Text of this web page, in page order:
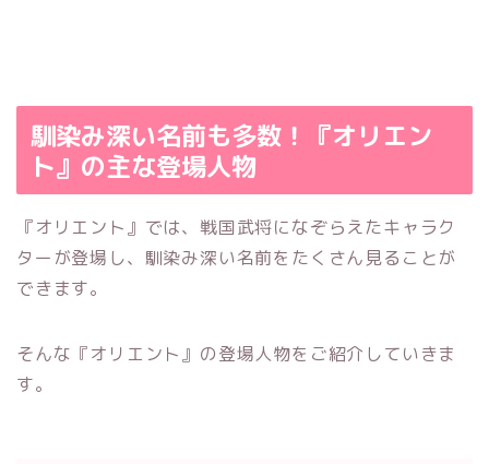
馴染み深い名前も多数！『オリエン
ト』の主な登場人物
『オリエント』では、戦国武将になぞらえたキャラク
ターが登場し、馴染み深い名前をたくさん見ることが
できます。
そんな『オリエント』の登場人物をご紹介していきま
す。